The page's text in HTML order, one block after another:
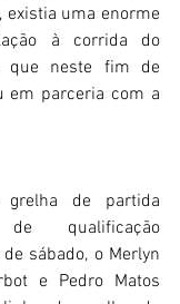
existia uma enorme
à corrida do
que neste fim de
em parceria com a
grelha de partida
qualificação
sábado, o Merlyn
e Pedro Matos